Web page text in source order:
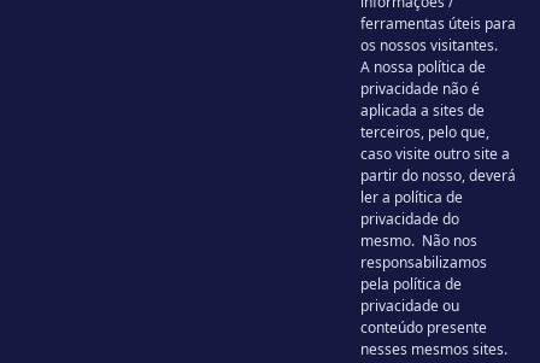
ferramentas úteis para
os nossos visitantes.
A nossa política de
privacidade não é
aplicada a sites de
terceiros, pelo que,
caso visite outro site a
partir do nosso, deverá
ler a política de
privacidade do
mesmo. Não nos
responsabilizamos
pela política de
privacidade ou
conteúdo presente
nesses mesmos sites.